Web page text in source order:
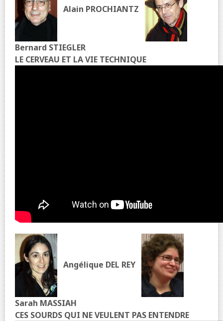
Alain PROCHIANTZ
Bernard STIEGLER
LE CERVEAU ET LA VIE TECHNIQUE
Angélique DEL REY
Sarah MASSIAH
CES SOURDS QUI NE VEULENT PAS ENTENDRE